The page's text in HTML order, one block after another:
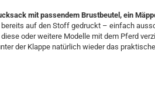
mit passendem Brustbeutel, ein
auf den Stoff gedruckt – einfach
oder weitere Modelle mit dem Pferd
der Klappe natürlich wieder das praktische